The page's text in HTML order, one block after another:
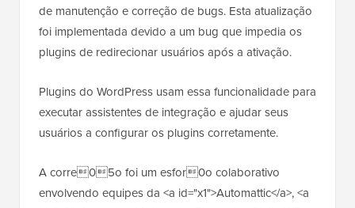
de manutenção e correção de bugs. Esta atualização
foi implementada devido a um bug que impedia os
plugins de redirecionar usuários após a ativação.
Plugins do WordPress usam essa funcionalidade para
executar assistentes de integração e ajudar seus
usuários a configurar os plugins corretamente.
A corre05o foi um esfor0o colaborativo
envolvendo equipes da <a id="x1">Automattic</a>, <a